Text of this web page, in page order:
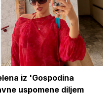
iz 'Gospodina
uspomene diljem